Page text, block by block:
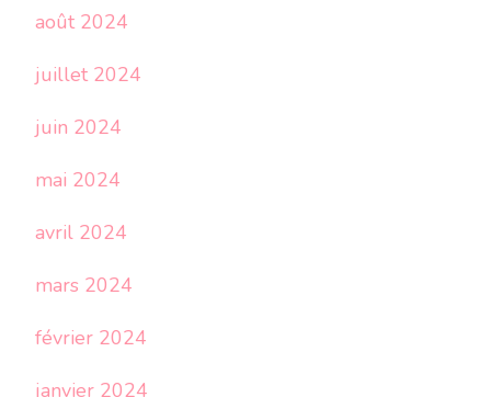
août 2024
juillet 2024
juin 2024
mai 2024
avril 2024
mars 2024
février 2024
janvier 2024